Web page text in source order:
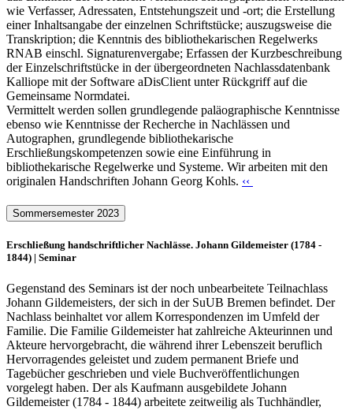
wie Verfasser, Adressaten, Entstehungszeit und -ort; die Erstellung
einer Inhaltsangabe der einzelnen Schriftstücke; auszugsweise die
Transkription; die Kenntnis des bibliothekarischen Regelwerks
RNAB einschl. Signaturenvergabe; Erfassen der Kurzbeschreibung
der Einzelschriftstücke in der übergeordneten Nachlassdatenbank
Kalliope mit der Software aDisClient unter Rückgriff auf die
Gemeinsame Normdatei.
Vermittelt werden sollen grundlegende paläographische Kenntnisse
ebenso wie Kenntnisse der Recherche in Nachlässen und
Autographen, grundlegende bibliothekarische
Erschließungskompetenzen sowie eine Einführung in
bibliothekarische Regelwerke und Systeme. Wir arbeiten mit den
originalen Handschriften Johann Georg Kohls. ‹‹
Sommersemester 2023
Erschließung handschriftlicher Nachlässe. Johann Gildemeister (1784 -
1844) | Seminar
Gegenstand des Seminars ist der noch unbearbeitete Teilnachlass
Johann Gildemeisters, der sich in der SuUB Bremen befindet. Der
Nachlass beinhaltet vor allem Korrespondenzen im Umfeld der
Familie. Die Familie Gildemeister hat zahlreiche Akteurinnen und
Akteure hervorgebracht, die während ihrer Lebenszeit beruflich
Hervorragendes geleistet und zudem permanent Briefe und
Tagebücher geschrieben und viele Buchveröffentlichungen
vorgelegt haben. Der als Kaufmann ausgebildete Johann
Gildemeister (1784 - 1844) arbeitete zeitweilig als Tuchhändler,